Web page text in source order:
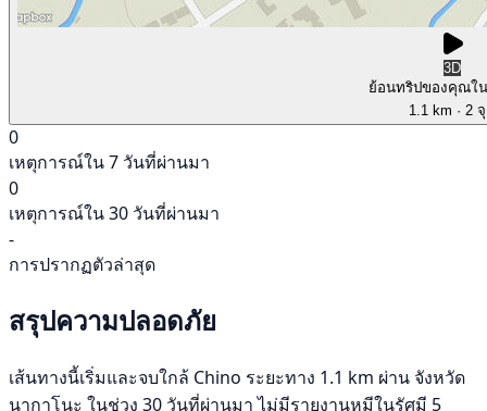
3D
ย้อนทริปของคุณใ
1.1 km · 2
0
เหตุการณ์ใน 7 วันที่ผ่านมา
0
เหตุการณ์ใน 30 วันที่ผ่านมา
-
การปรากฏตัวล่าสุด
สรุปความปลอดภัย
เส้นทางนี้เริ่มและจบใกล้ Chino ระยะทาง 1.1 km ผ่าน จังหวัด
นากาโนะ ในช่วง 30 วันที่ผ่านมา ไม่มีรายงานหมีในรัศมี 5